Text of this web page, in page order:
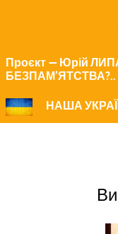
Проєкт — Юрій
БЕЗПАМ’ЯТСТВА?..
НАША